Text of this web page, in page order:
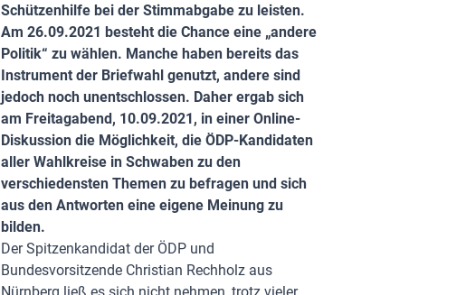
Schützenhilfe bei der Stimmabgabe zu leisten.
Am 26.09.2021 besteht die Chance eine „andere
Politik“ zu wählen. Manche haben bereits das
Instrument der Briefwahl genutzt, andere sind
jedoch noch unentschlossen. Daher ergab sich
am Freitagabend, 10.09.2021, in einer Online-
Diskussion die Möglichkeit, die ÖDP-Kandidaten
aller Wahlkreise in Schwaben zu den
verschiedensten Themen zu befragen und sich
aus den Antworten eine eigene Meinung zu
bilden.
Der Spitzenkandidat der ÖDP und
Bundesvorsitzende Christian Rechholz aus